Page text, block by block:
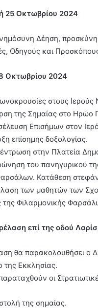
25 Οκτωβρίου 2024
Δέηση,
Οδηγούς και
Οκτωβρίου 2024
στους Ιερούς
της Σημαίας στο Ηρώο
Επισήμων στον
επίσημης δοξολογίας.
στην Πλατεία
του πανηγυρικού
Κατάθεση
των μαθητών των
της Φιλαρμονικής
επί της οδού
θα παρακολουθήσει ο
Εκκλησίας.
οι
της σημαίας.